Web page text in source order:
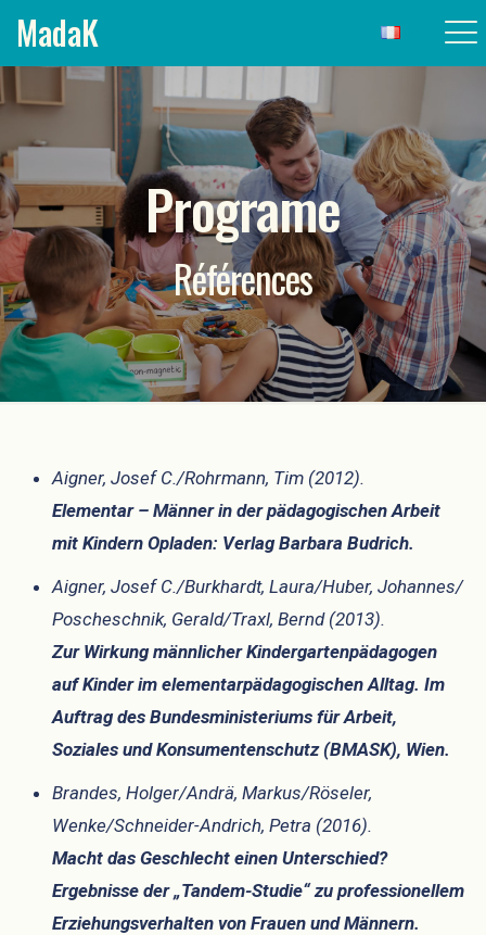
MadaK
Programe
Références
Aigner, Josef C./Rohrmann, Tim (2012).
Elementar – Männer in der pädagogischen Arbeit
mit Kindern Opladen: Verlag Barbara Budrich.
Aigner, Josef C./Burkhardt, Laura/Huber, Johannes/
Poscheschnik, Gerald/Traxl, Bernd (2013).
Zur Wirkung männlicher Kindergartenpädagogen
auf Kinder im elementarpädagogischen Alltag. Im
Auftrag des Bundesministeriums für Arbeit,
Soziales und Konsumentenschutz (BMASK), Wien.
Brandes, Holger/Andrä, Markus/Röseler,
Wenke/Schneider-Andrich, Petra (2016).
Macht das Geschlecht einen Unterschied?
Ergebnisse der „Tandem-Studie“ zu professionellem
Erziehungsverhalten von Frauen und Männern.